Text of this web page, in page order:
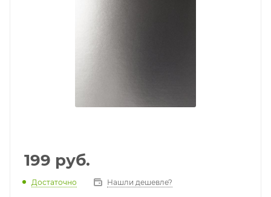
199 руб.
Достаточно Нашли дешевле?